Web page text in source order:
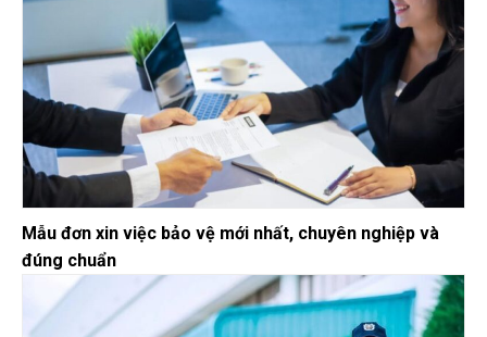
Mẫu đơn xin việc bảo vệ mới nhất, chuyên nghiệp và
đúng chuẩn